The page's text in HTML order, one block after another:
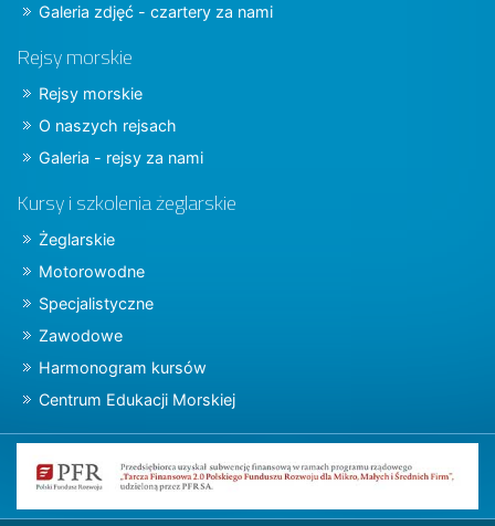
Galeria zdjęć - czartery za nami
Rejsy morskie
Rejsy morskie
O naszych rejsach
Galeria - rejsy za nami
Kursy i szkolenia żeglarskie
Żeglarskie
Motorowodne
Specjalistyczne
Zawodowe
Harmonogram kursów
Centrum Edukacji Morskiej